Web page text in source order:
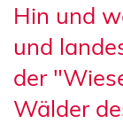
Hin und
und
der
Wälder